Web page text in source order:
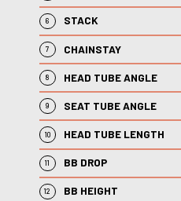
6 STACK
7 CHAINSTAY
8 HEAD TUBE ANGLE
9 SEAT TUBE ANGLE
10 HEAD TUBE LENGTH
11 BB DROP
12 BB HEIGHT